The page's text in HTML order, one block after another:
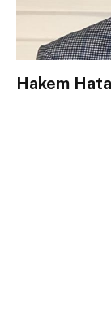
Hakem